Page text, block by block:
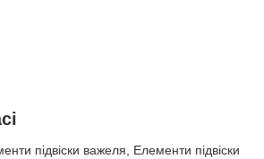
підвіски важеля, Елементи підвіски